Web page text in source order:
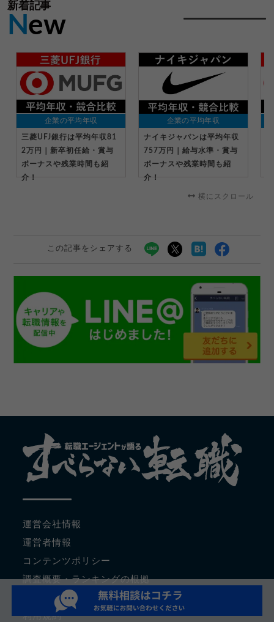
新着記事
New
企業の平均年収
三菱UFJ銀行は平均年収81
2万円｜新卒初任給・賞与
ボーナスや残業時間も紹
介！
企業の平均年収
ナイキジャパンは平均年収
757万円｜給与水準・賞与
ボーナスや残業時間も紹
介！
横にスクロール
この記事をシェアする
運営会社情報
運営者情報
コンテンツポリシー
調査概要・ランキングの根拠
サイトマップ
利用規約